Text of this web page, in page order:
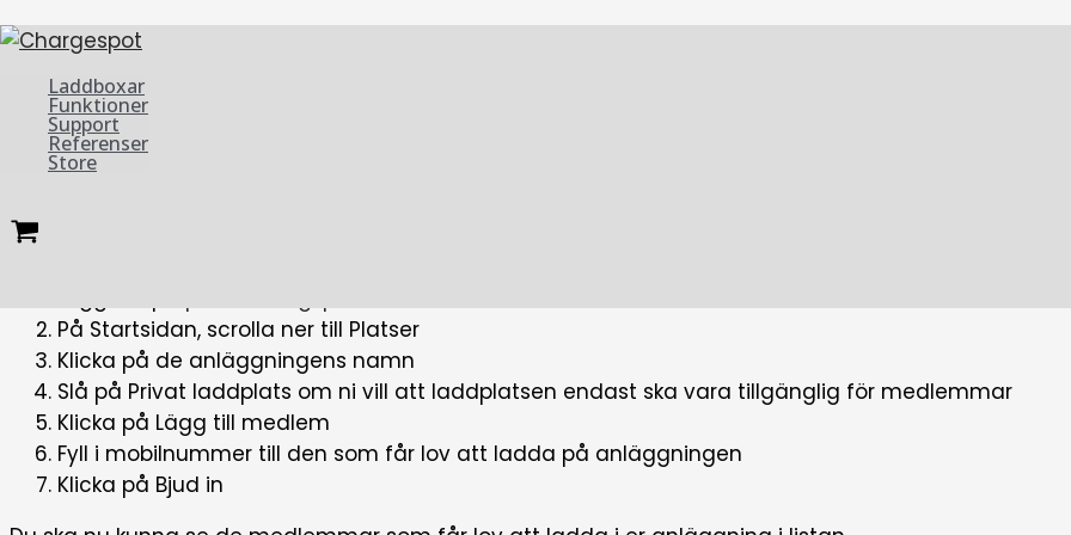
till
innehåll
Laddboxar
Funktioner
Support
Referenser
Store
Begränsa åtkomst till medlemmar
Vill ni ha era laddplatser privata och inte synliga på laddkartan kan ni ställa in detta i portalen. Den
Be medlemmen som vill använda era laddplatser att ladda hem appen Chargespot och
På Startsidan, scrolla ner till Platser
Klicka på de anläggningens namn
Slå på Privat laddplats om ni vill att laddplatsen endast ska vara tillgänglig för medlemmar
Klicka på Lägg till medlem
Fyll i mobilnummer till den som får lov att ladda på anläggningen
Klicka på Bjud in